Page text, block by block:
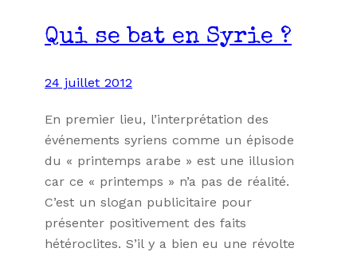
Qui se bat en Syrie ?
24 juillet 2012
En premier lieu, l’interprétation des
événements syriens comme un épisode
du « printemps arabe » est une illusion
car ce « printemps » n’a pas de réalité.
C’est un slogan publicitaire pour
présenter positivement des faits
hétéroclites. S’il y a bien eu une révolte